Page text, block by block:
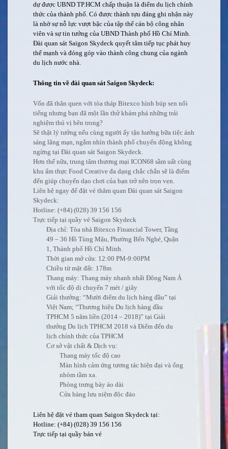
dự được UBND TP.HCM chấp thuận là điểm du lịch chính
thức của thành phố. Có được thành tựu đáng ghi nhận này
là nhờ sự nỗ lực vượt bậc của tập thể cán bộ công nhân
viên và sự tin tưởng của UBND Thành phố Hồ Chí Minh.
Đài quan sát Saigon Skydeck quyết tâm tiếp tục phát huy
thế mạnh và đóng góp vào thành công chung của ngành
du lịch nước nhà.
Thông tin về đài quan sát Saigon Skydeck:
Vốn đã thân quen với tòa tháp Bitexco hình búp sen nổi
tiếng nhưng bạn đã một lần thử khám phá những trải
nghiệm thú vị bên trong?
Sẽ thật lý tưởng nếu cùng người ấy tận hưởng bữa tiệc ánh
sáng lãng mạn, ngắm nhìn thành phố chuyển động không
ngừng tại Đài quan sát Saigon Skydeck.
Hơn thế nữa, trung tâm thương mại ICON68 sầm uất cùng
khu ẩm thực Food Creative đa dạng chắc chắn sẽ là điểm
đến giúp chuyến dạo chơi của bạn trở nên trọn vẹn.
Liên hệ ngay để đặt vé thăm quan Đài quan sát Saigon
Skydeck:
Hotline: (+84) (028) 39 156 156
Trực tiếp tại quầy vé Saigon Skydeck
Địa chỉ: Tòa nhà Bitexco Financial Tower, Tầng
49 – 36 Hồ Tùng Mậu, Phường Bến Nghé, Quận
1, Thành phố Hồ Chí Minh.
Thời gian mở cửa: 12:00 PM-9:00PM
Chiều từ mặt đất: 178m
Thang máy: Thang máy nhanh nhất Đông Nam Á
với tốc độ di chuyển 7 mét / giây
Giải thưởng: “Mười điểm du lịch hàng đầu” tại
Việt Nam; “Thương hiệu Du lịch hàng đầu
TPHCM 5 năm liền (2014 – 2018)” tại Giải
thưởng Du lịch TPHCM 2018 và Điểm đến du
lịch chính thức của TPHCM
Cơ sở vật chất & Dịch vụ:
Thang máy tốc độ cao
Màn hình cảm ứng tương tác hiện đại và ống
nhòm tầm xa.
Phòng trưng bày áo dài
Cửa hàng lưu niệm độc đáo
Liên hệ đặt vé tham quan Saigon Skydeck tại:
Hotline: (+84) (028) 39 156 156
Trực tiếp tại quầy bán vé